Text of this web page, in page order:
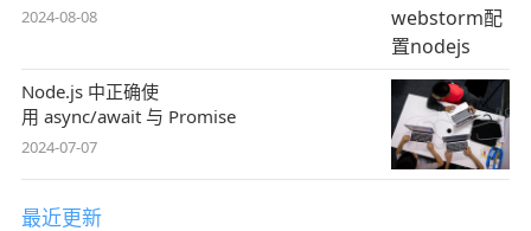
2024-08-08
Node.js 中正确使
用 async/await 与 Promise
2024-07-07
最近更新